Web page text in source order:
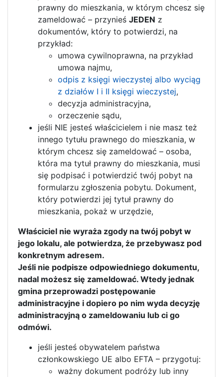
prawny do mieszkania, w którym chcesz się
zameldować – przynieś JEDEN z
dokumentów, który to potwierdzi, na
przykład:
umowa cywilnoprawna, na przykład
umowa najmu,
odpis z księgi wieczystej albo wyciąg
z działów I i II księgi wieczystej,
decyzja administracyjna,
orzeczenie sądu,
jeśli NIE jesteś właścicielem i nie masz też
innego tytułu prawnego do mieszkania, w
którym chcesz się zameldować – osoba,
która ma tytuł prawny do mieszkania, musi
się podpisać i potwierdzić twój pobyt na
formularzu zgłoszenia pobytu. Dokument,
który potwierdzi jej tytuł prawny do
mieszkania, pokaż w urzędzie,
Właściciel nie wyraża zgody na twój pobyt w
jego lokalu, ale potwierdza, że przebywasz pod
konkretnym adresem.
Jeśli nie podpisze odpowiedniego dokumentu,
nadal możesz się zameldować. Wtedy jednak
gmina przeprowadzi postępowanie
administracyjne i dopiero po nim wyda decyzję
administracyjną o zameldowaniu lub ci go
odmówi.
jeśli jesteś obywatelem państwa
członkowskiego UE albo EFTA – przygotuj:
ważny dokument podróży lub inny